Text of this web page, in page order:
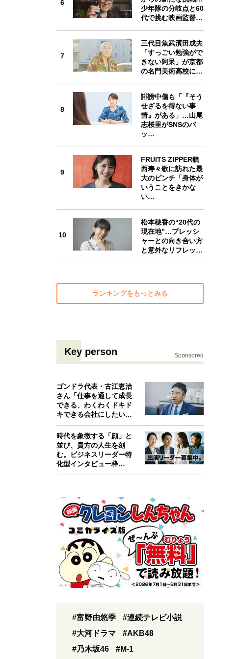
6
少年隊の分岐点と60
代で挑む映画監督…
7
三代目魚武濱田成夫
「すっごい勉強がで
きない阿呆」が京都
の名門美術高校に…
8
誹謗中傷も「『そう
せざるを得ない事
情』がある」…山尾
志桜里がSNSのバ
ッ…
9
FRUITS ZIPPER鎮
西寿々歌に訪れた最
大のピンチ「身体が
いうことをきかな
い…
10
松本穂香の“20代の
現在地”…プレッシ
ャーとの向き合い方
と意外なリフレッ…
ランキングをもっとみる
Key person Sponsored
ゴンドラ代表・古江恵治
さん「仕事を通して成長
できる、わくわくドキド
キできる会社にしたいと
考えたんで…
時代を象徴する「顔」と
並び、貴方の人生を刻
む。ビジネスリーダー特
化型インタビュー枠
『Key person』始…
#富野由悠季
#連続テレビ小説
#大河ドラマ
#AKB48
#乃木坂46
#M-1